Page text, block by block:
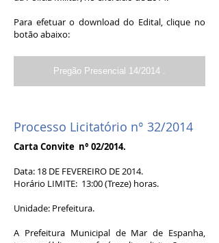
Para efetuar o download do Edital, clique no
botão abaixo:
Pregão Presencial 14/2014 .
Processo Licitatório n° 32/2014
Carta Convite n° 02/2014.
Data: 18 DE FEVEREIRO DE 2014.
Horário LIMITE: 13:00 (Treze) horas.
Unidade: Prefeitura.
A Prefeitura Municipal de Mar de Espanha,